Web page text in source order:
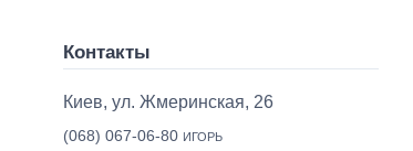
Контакты
Киев, ул. Жмеринская, 26
(068) 067-06-80 ИГОРЬ